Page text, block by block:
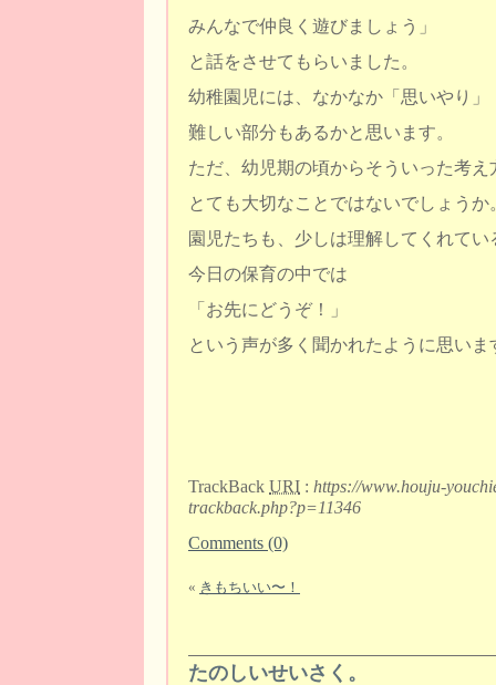
みんなで仲良く遊びましょう」
と話をさせてもらいました。
幼稚園児には、なかなか「思いやり
難しい部分もあるかと思います。
ただ、幼児期の頃からそういった考
とても大切なことではないでしょうか
園児たちも、少しは理解してくれてい
今日の保育の中では
「お先にどうぞ！」
という声が多く聞かれたように思いま
TrackBack URI : https://www.houju-
trackback.php?p=11346
Comments (0)
« きもちいい〜！
たのしいせいさく。